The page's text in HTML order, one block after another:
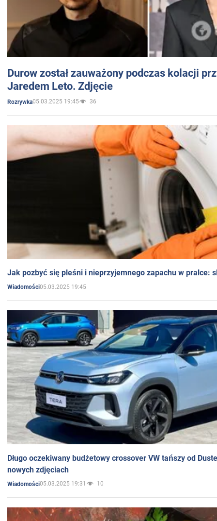
Durow został zauważony podczas kolacji
Jaredem Leto. Zdjęcie
Rozrywka05.03.2025 19:45 36
Jak pozbyć się pleśni i nieprzyjemnego zapachu w pralce:
Wiadomości05.03.2025 19:45
Długo oczekiwany budżetowy crossover VW tańszy od
nowych zdjęciach
Wiadomości05.03.2025 19:31 10